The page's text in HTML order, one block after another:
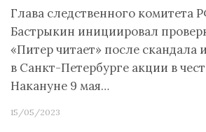
Глава следственного комитета
Бастрыкин инициировал
«Питер читает» после скандала
в Санкт-Петербурге акции в
Накануне 9 мая…
15/05/2023